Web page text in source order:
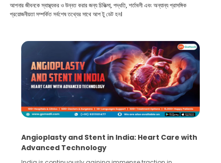
আপনার জীবনকে স্বাস্থ্যকর ও উন্নত করার জন্য চিকিত্সা, পদ্ধতি, শর্তাবলী এবং অন্যান্য প্রাসঙ্গিক
প্রয়োজনীয়তা সম্পর্কিত সর্বশেষ তথ্যের সাথে আপ টু ডেট হন।
Angioplasty and Stent in India: Heart Care with
Advanced Technology